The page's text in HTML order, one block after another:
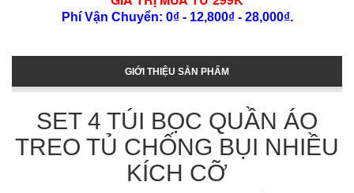
Phí Vận Chuyển: 0₫ - 12,800₫ - 28,000₫.
GIỚI THIỆU SẢN PHẨM
SET 4 TÚI BỌC QUẦN ÁO
TREO TỦ CHỐNG BỤI NHIỀU
KÍCH CỠ